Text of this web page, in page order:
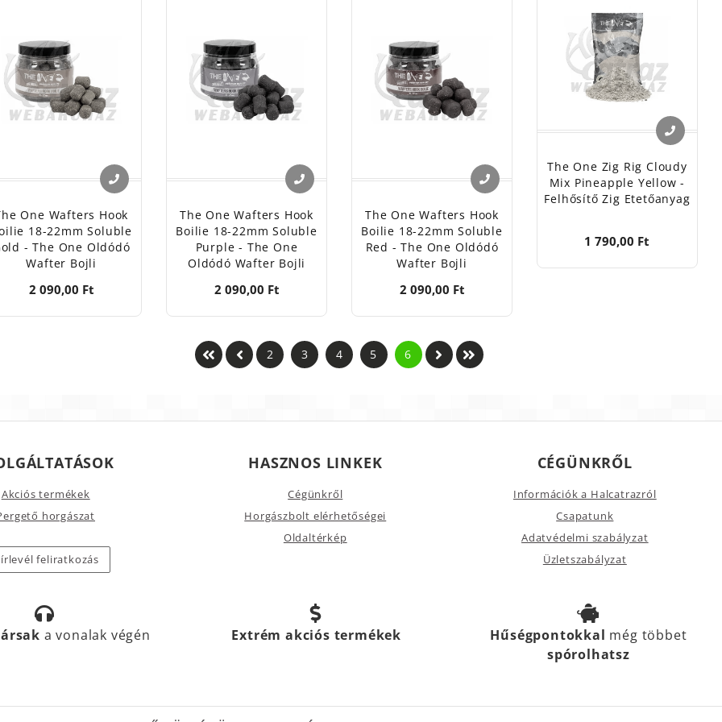
One Wafters Hook
18-22mm Soluble
- The One Oldódó
Wafter Bojli
2 090,00 Ft
The One Wafters Hook
Boilie 18-22mm Soluble
Purple - The One
Oldódó Wafter Bojli
2 090,00 Ft
The One Wafters Hook
Boilie 18-22mm Soluble
Red - The One Oldódó
Wafter Bojli
2 090,00 Ft
The One Zig Rig Cloudy
Mix Pineapple Yellow -
Felhősítő Zig Etetőanyag
1 790,00 Ft
2 3 4 5 6
Akciós termékek
horgászat
feliratkozás
HASZNOS LINKEK
Cégünkről
Horgászbolt elérhetőségei
Oldaltérkép
CÉGÜNKRŐL
Információk a Halcatrazról
Csapatunk
Adatvédelmi szabályzat
Üzletszabályzat
a vonalak végén Extrém akciós termékek Hűségpontokkal még többet
spórolhatsz